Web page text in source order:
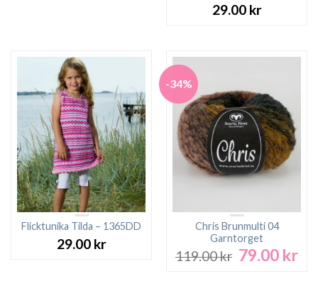
29.00 kr
Flicktunika Tilda – 1365DD
29.00 kr
-34%
Chris Brunmulti 04
Garntorget
119.00kr Det
79.00 kr